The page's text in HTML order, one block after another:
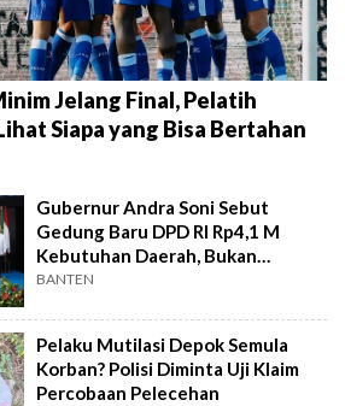
Jelang Final, Pelatih
Siapa yang Bisa Bertahan
Gubernur Andra Soni Sebut
Gedung Baru DPD RI Rp4,1 M
Kebutuhan Daerah, Bukan
Senator
BANTEN
Pelaku Mutilasi Depok Semula
Korban? Polisi Diminta Uji Klaim
Percobaan Pelecehan